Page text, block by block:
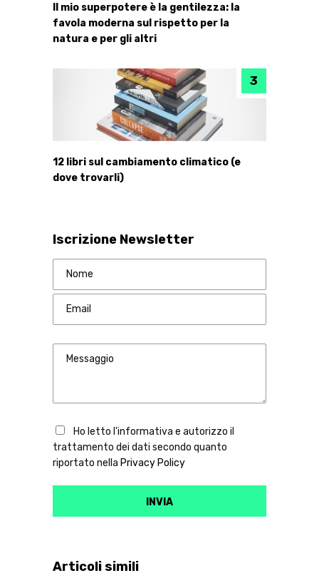
Il mio superpotere è la gentilezza: la
favola moderna sul rispetto per la
natura e per gli altri
12 libri sul cambiamento climatico (e
dove trovarli)
Iscrizione Newsletter
Ho letto l'informativa e autorizzo il
trattamento dei dati secondo quanto
riportato nella Privacy Policy
Articoli simili